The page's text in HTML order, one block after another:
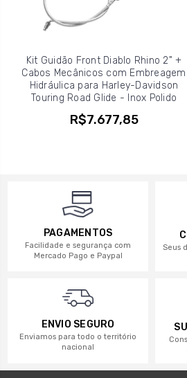
Kit Guidão Front Diablo Rhino 2" +
Cabos Mecânicos com Embreagem
Hidráulica para Harley-Davidson
Touring Road Glide - Inox Polido
R$7.677,85
PAGAMENTOS
Facilidade e segurança com
Mercado Pago e Paypal
Seus
ENVIO SEGURO
Enviamos para todo o território
nacional